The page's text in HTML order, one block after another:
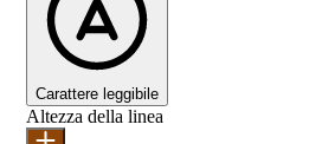
Carattere leggibile
Altezza della linea